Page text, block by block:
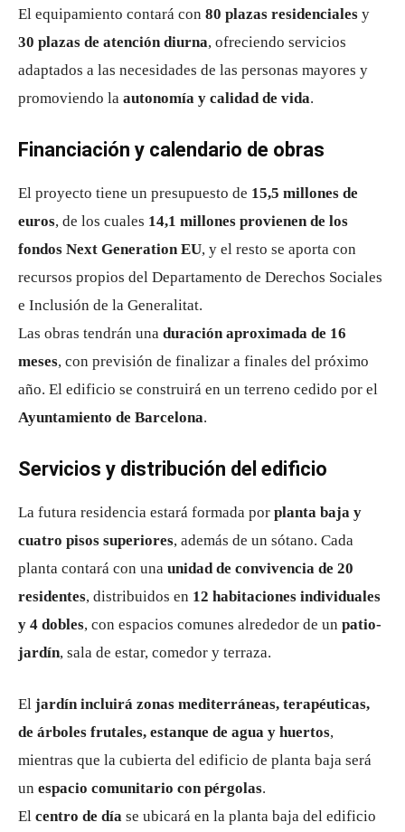
El equipamiento contará con 80 plazas residenciales y
30 plazas de atención diurna, ofreciendo servicios
adaptados a las necesidades de las personas mayores y
promoviendo la autonomía y calidad de vida.
Financiación y calendario de obras
El proyecto tiene un presupuesto de 15,5 millones de
euros, de los cuales 14,1 millones provienen de los
fondos Next Generation EU, y el resto se aporta con
recursos propios del Departamento de Derechos Sociales
e Inclusión de la Generalitat.
Las obras tendrán una duración aproximada de 16
meses, con previsión de finalizar a finales del próximo
año. El edificio se construirá en un terreno cedido por el
Ayuntamiento de Barcelona.
Servicios y distribución del edificio
La futura residencia estará formada por planta baja y
cuatro pisos superiores, además de un sótano. Cada
planta contará con una unidad de convivencia de 20
residentes, distribuidos en 12 habitaciones individuales
y 4 dobles, con espacios comunes alrededor de un patio-
jardín, sala de estar, comedor y terraza.
El jardín incluirá zonas mediterráneas, terapéuticas,
de árboles frutales, estanque de agua y huertos,
mientras que la cubierta del edificio de planta baja será
un espacio comunitario con pérgolas.
El centro de día se ubicará en la planta baja del edificio